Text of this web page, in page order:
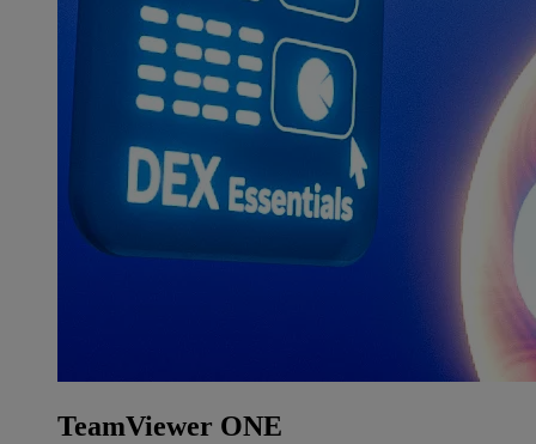
TeamViewer ONE